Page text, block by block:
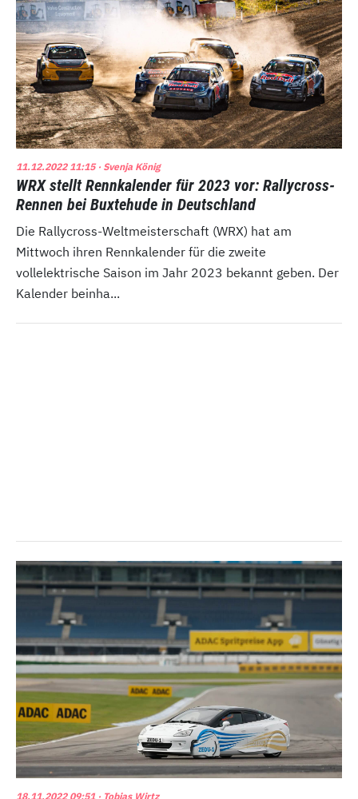
11.12.2022 11:15· Svenja König
WRX stellt Rennkalender für 2023 vor: Rallycross-
Rennen bei Buxtehude in Deutschland
Die Rallycross-Weltmeisterschaft (WRX) hat am
Mittwoch ihren Rennkalender für die zweite
vollelektrische Saison im Jahr 2023 bekannt geben. Der
Kalender beinha...
18.11.2022 09:51 · Tobias Wirtz